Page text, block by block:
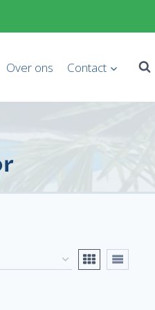
Over ons Contact